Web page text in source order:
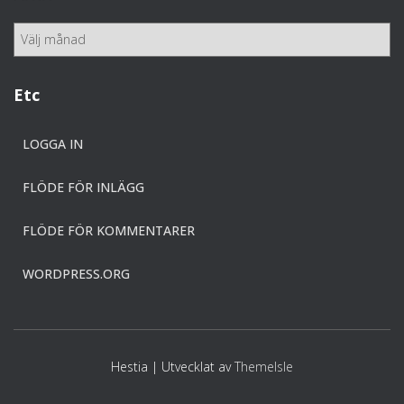
o
i
r
A
iEtc
LOGGA IN
FLÖDE FÖR INLÄGG
FLÖDE FÖR KOMMENTARER
WORDPRESS.ORG
Hestia | Utvecklat avThemeIsle